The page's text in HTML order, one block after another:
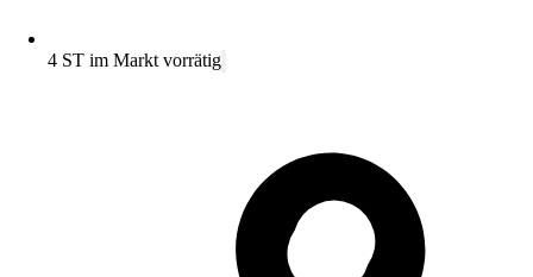
4 ST im Markt vorrätig